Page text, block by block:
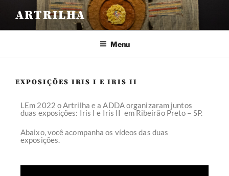
ARTRILHA
Menu
EXPOSIÇÕES IRIS I E IRIS II
LEm 2022 o Artrilha e a ADDA organizaram juntos
duas exposições: Iris I e Iris II em Ribeirão Preto – SP.
Abaixo, você acompanha os vídeos das duas
exposições.